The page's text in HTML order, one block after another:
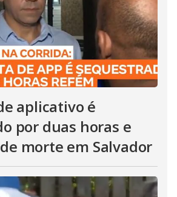
aplicativo é
por duas horas e
morte em Salvador